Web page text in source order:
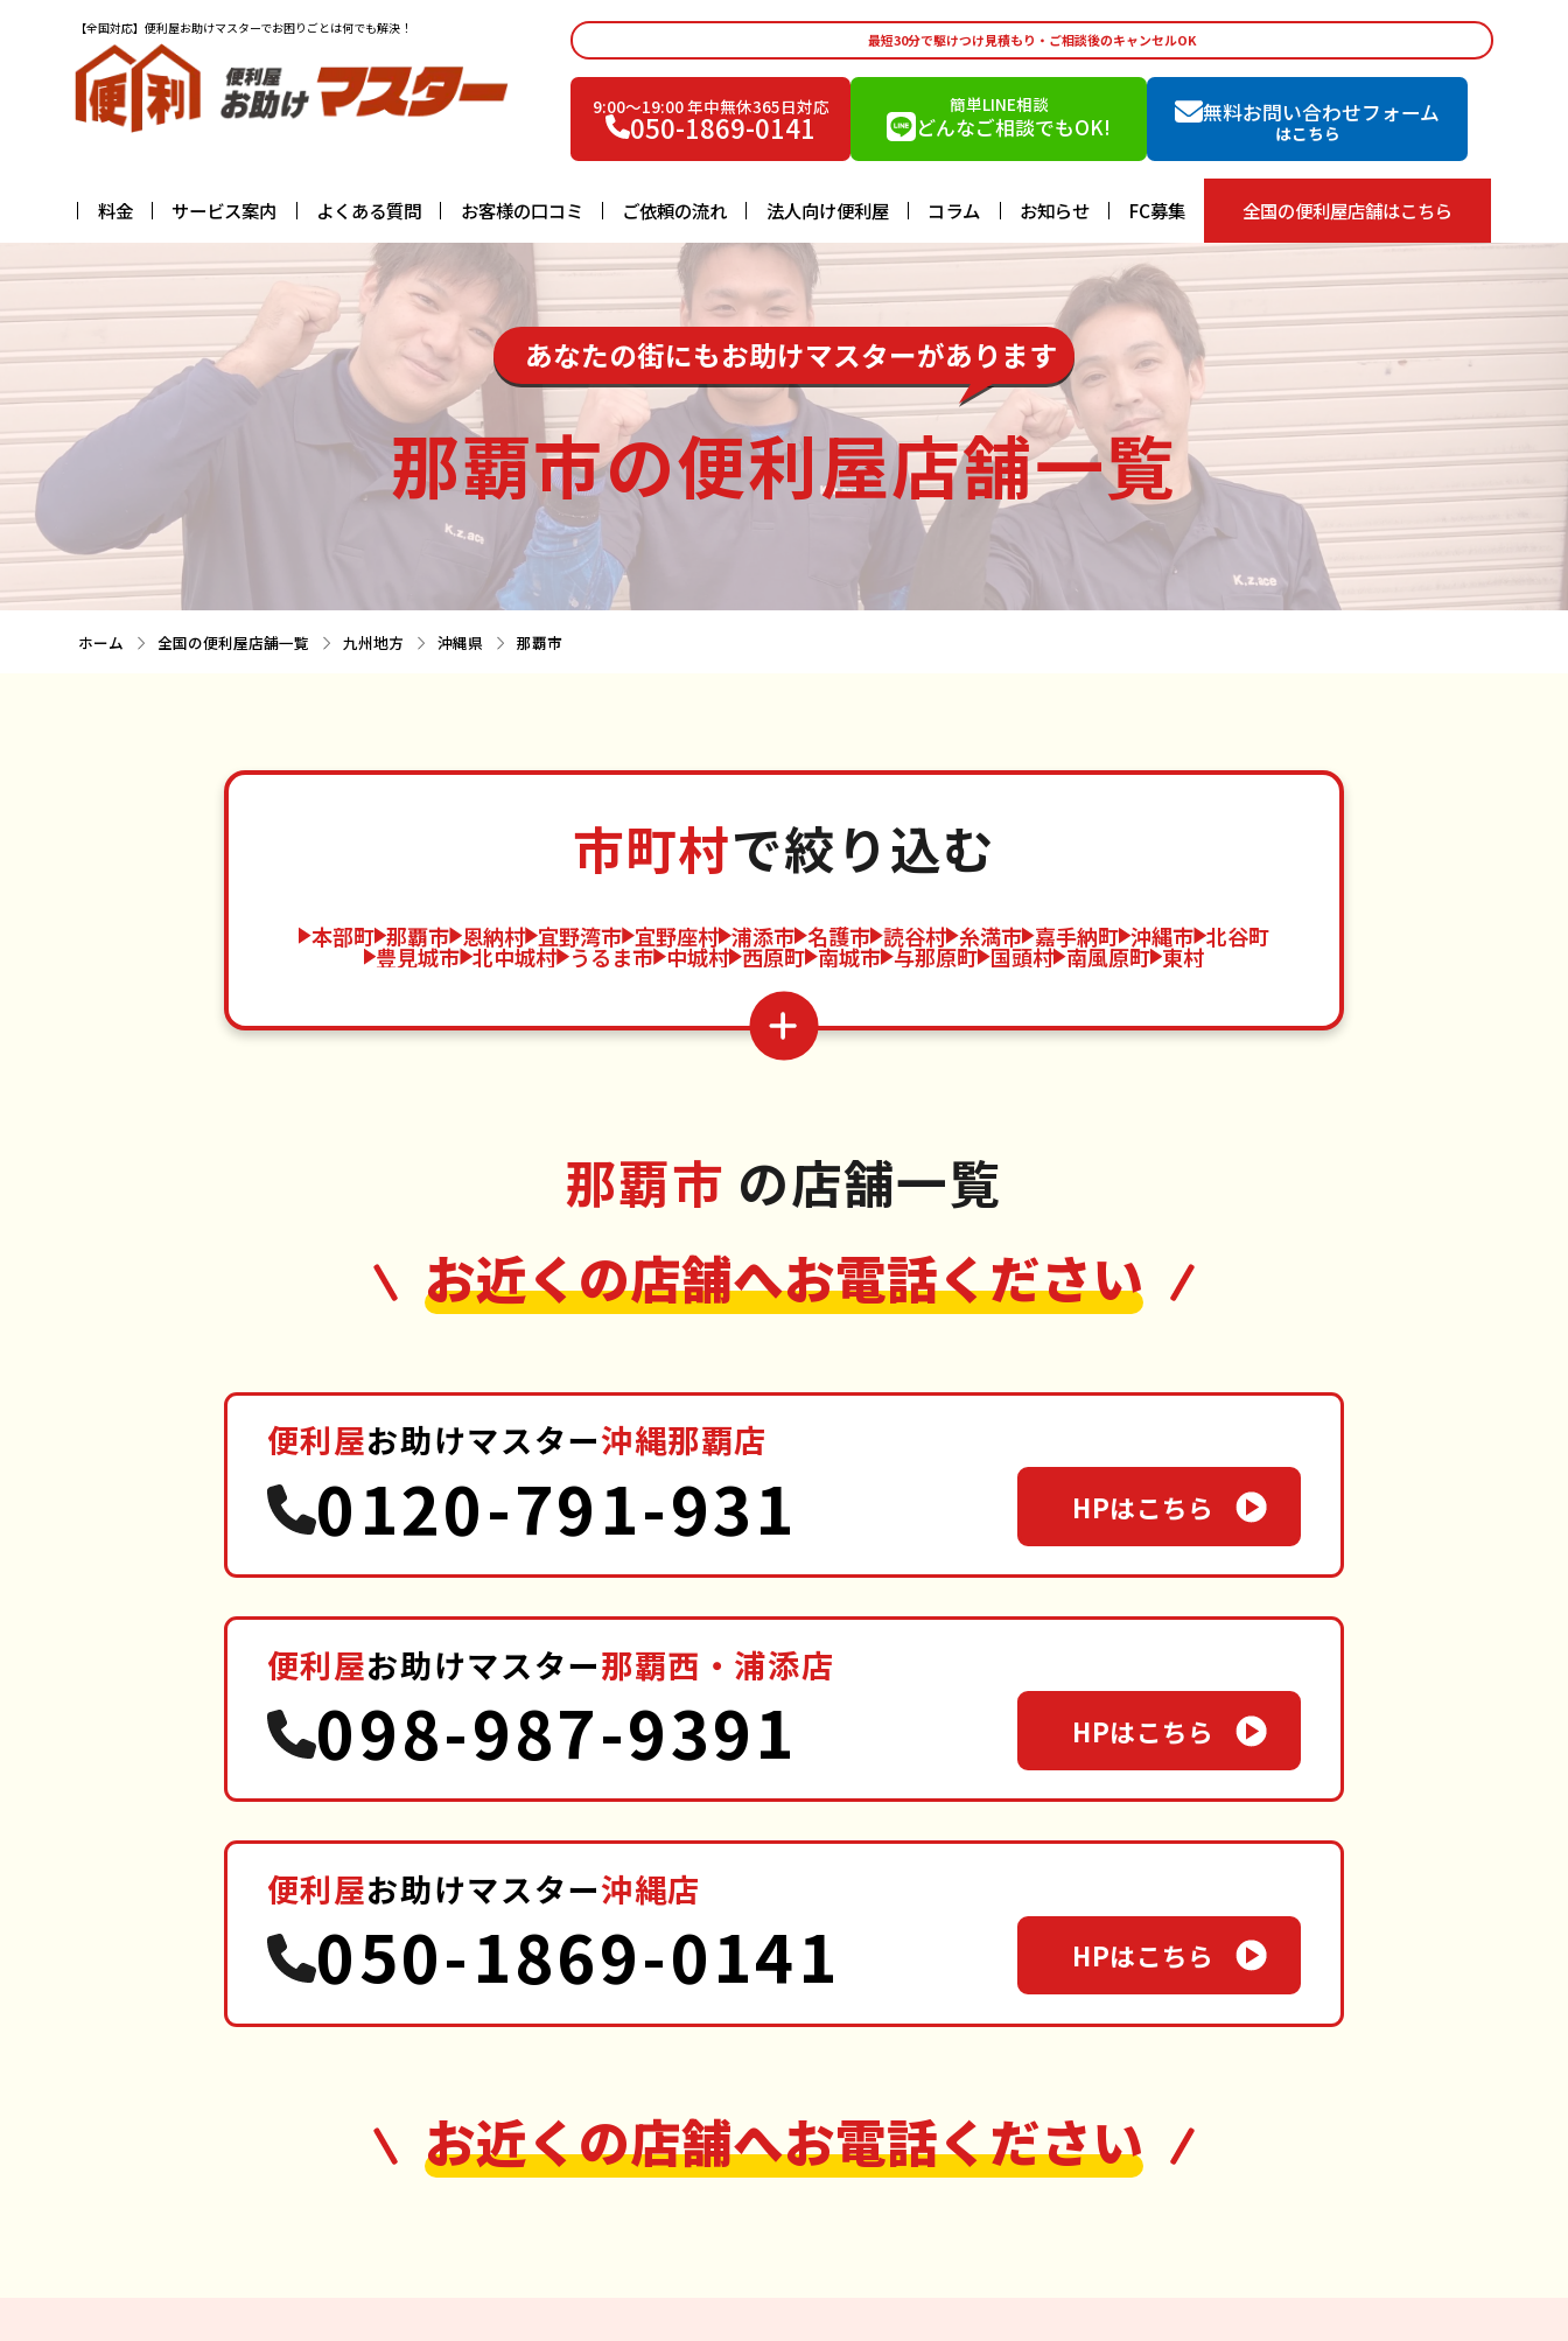
【全国対応】便利屋お助けマスターでお困りごとは何でも解決！
最短30分で駆けつけ見積もり・ご相談後のキャンセルOK
9:00〜19:00 年中無休365日対応
050-1869-0141
簡単LINE相談
どんなご相談でもOK!
無料お問い合わせフォーム
はこちら
料金 サービス案内 よくある質問 お客様の口コミ ご依頼の流れ 法人向け便利屋 コラム お知らせ FC募集 全国の便利屋店舗はこちら
あなたの街にもお助けマスターがあります
那覇市の便利屋店舗一覧
ホーム 全国の便利屋店舗一覧 九州地方 沖縄県 那覇市
市町村で絞り込む
本部町 那覇市 恩納村 宜野湾市 宜野座村 浦添市 名護市 読谷村 糸満市 嘉手納町 沖縄市 北谷町
豊見城市 北中城村 うるま市 中城村 西原町 南城市 与那原町 国頭村 南風原町 東村
那覇市 の店舗一覧
お近くの店舗へお電話ください
便利屋お助けマスター沖縄那覇店
0120-791-931 HPはこちら
便利屋お助けマスター那覇西・浦添店
098-987-9391 HPはこちら
便利屋お助けマスター沖縄店
050-1869-0141 HPはこちら
お近くの店舗へお電話ください